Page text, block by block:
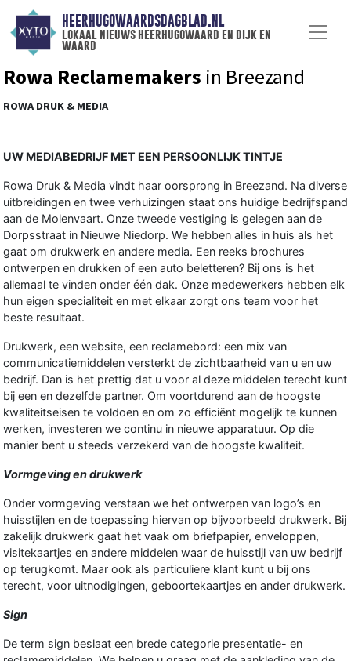
HEERHUGOWAARDSDAGBLAD.NL
lokaal nieuws heerhugowaard en dijk en
waard
Rowa Reclamemakers in Breezand
ROWA DRUK & MEDIA
UW MEDIABEDRIJF MET EEN PERSOONLIJK TINTJE
Rowa Druk & Media vindt haar oorsprong in Breezand. Na diverse
uitbreidingen en twee verhuizingen staat ons huidige bedrijfspand
aan de Molenvaart. Onze tweede vestiging is gelegen aan de
Dorpsstraat in Nieuwe Niedorp. We hebben alles in huis als het
gaat om drukwerk en andere media. Een reeks brochures
ontwerpen en drukken of een auto beletteren? Bij ons is het
allemaal te vinden onder één dak. Onze medewerkers hebben elk
hun eigen specialiteit en met elkaar zorgt ons team voor het
beste resultaat.
Drukwerk, een website, een reclamebord: een mix van
communicatiemiddelen versterkt de zichtbaarheid van u en uw
bedrijf. Dan is het prettig dat u voor al deze middelen terecht kunt
bij een en dezelfde partner. Om voortdurend aan de hoogste
kwaliteitseisen te voldoen en om zo efficiënt mogelijk te kunnen
werken, investeren we continu in nieuwe apparatuur. Op die
manier bent u steeds verzekerd van de hoogste kwaliteit.
Vormgeving en drukwerk
Onder vormgeving verstaan we het ontwerpen van logo’s en
huisstijlen en de toepassing hiervan op bijvoorbeeld drukwerk. Bij
zakelijk drukwerk gaat het vaak om briefpapier, enveloppen,
visitekaartjes en andere middelen waar de huisstijl van uw bedrijf
op terugkomt. Maar ook als particuliere klant kunt u bij ons
terecht, voor uitnodigingen, geboortekaartjes en ander drukwerk.
Sign
De term sign beslaat een brede categorie presentatie- en